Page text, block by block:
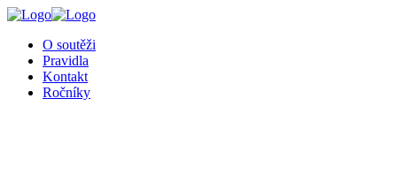
O soutěži
Pravidla
Kontakt
Ročníky